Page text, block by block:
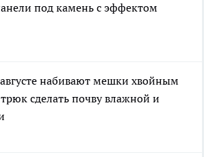
под камень с эффектом
набивают мешки хвойным
сделать почву влажной и